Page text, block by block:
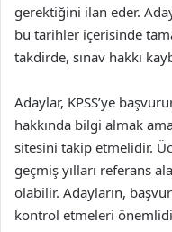
gerektiğini ilan eder.
bu tarihler içerisinde
takdirde, sınav hakkı
Adaylar, KPSS’ye
hakkında bilgi almak
sitesini takip etmelidir.
geçmiş yılları referans
olabilir. Adayların,
kontrol etmeleri